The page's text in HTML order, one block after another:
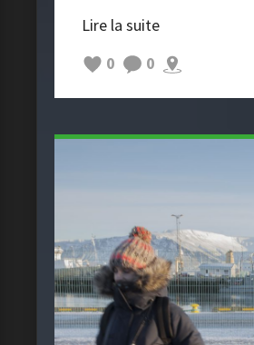
annonce l'air de rien
... Quel guide ?!?
Nous descendons en
Bref en s'expliquant,
reviendra) qui nous
tranquille, après un
réservations, nous
Lire la suite
0
0